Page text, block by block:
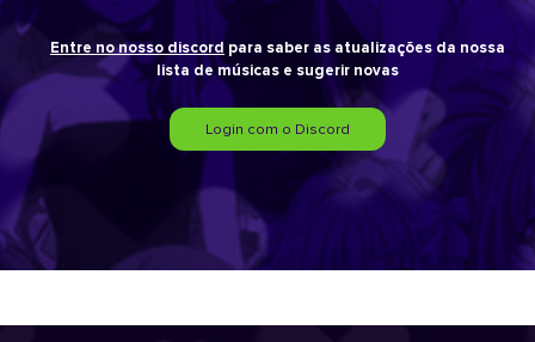
Entre no nosso discord para saber as atualizações da nossa
lista de músicas e sugerir novas
Login com o Discord